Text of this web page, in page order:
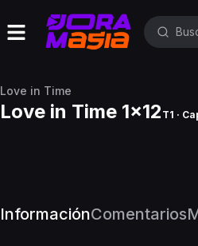
Love in Time
Love in Time 1x12 T1 ·
InformaciónComentarios